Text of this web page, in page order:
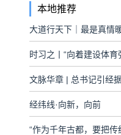
本地推荐
时习之丨“向着建设体
文脉华章 | 总书记引经
经纬线·向新，向前
“作为千年古都，要把